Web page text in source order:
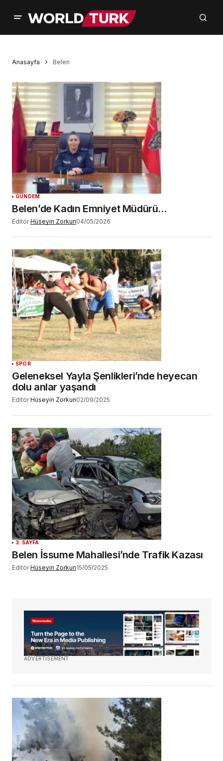
Anasayfa Belen
GÜNDEM
Belen’de Kadın Emniyet Müdürü…
Editör Hüseyin Zorkun04/05/2026
SPOR
Geleneksel Yayla Şenlikleri’nde heyecan
dolu anlar yaşandı
Editör Hüseyin Zorkun02/09/2025
3. SAYFA
Belen İssume Mahallesi’nde Trafik Kazası
Editör Hüseyin Zorkun15/05/2025
ADVERTISEMENT